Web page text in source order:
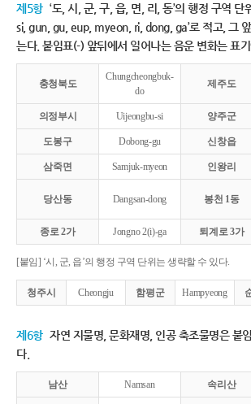
제5항 ‘도, 시, 군, 구, 읍, 면, 리, 동’의 행정 구역 단
si, gun, gu, eup, myeon, ri, dong, ga’로 적고, 그
는다. 붙임표(-) 앞뒤에서 일어나는 음운 변화는 표
충청북도
Chungcheongbuk-
do
제주도
의정부시 Uijeongbu-si 양주군
도봉구 Dobong-gu 신창읍
삼죽면 Samjuk-myeon 인왕리
당산동 Dangsan-dong 봉천 1동
종로 2가 Jongno 2(i)-ga 퇴계로 3가
[붙임] ‘시, 군, 읍’의 행정 구역 단위는 생략할 수 있다.
청주시 Cheongju 함평군 Hampyeong
제6항 자연 지물명, 문화재명, 인공 축조물명은 붙
다.
남산 Namsan 속리산